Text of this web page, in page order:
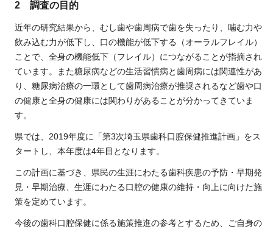
2 調査の目的
近年の研究結果から、むし歯や歯周病で歯を失ったり、噛む力や
飲み込む力が低下し、口の機能が低下する（オーラルフレイル）
ことで、全身の機能低下（フレイル）につながることが指摘され
ています。また糖尿病などの生活習慣病と歯周病には関連性があ
り、糖尿病治療の一環として歯周病治療が推奨されるなど歯や口
の健康と全身の健康には関わりがあることが分かってきていま
す。
県では、2019年度に「第3次埼玉県歯科口腔保健推進計画」をス
タートし、本年度は4年目となります。
この計画に基づき、県民の生涯にわたる歯科疾患の予防・早期発
見・早期治療、生涯にわたる口腔の健康の維持・向上に向けた施
策を定めています。
今後の歯科口腔保健に係る施策推進の参考とするため、ご自身の